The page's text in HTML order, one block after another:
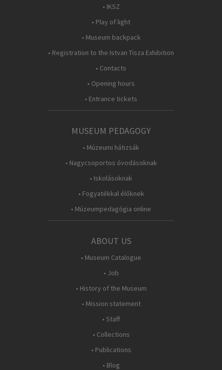
• IKSZ
• Play of light
• Museum backpack
• Registration to the Istvan Tisza Exhibition
• Contacts
• Opening hours
• Entrance tickets
MUSEUM PEDAGOGY
• Múzeumi hátizsák
• Nagycsoportos óvodásoknak
• Iskolásoknak
• Fogyatékkal élőknek
• Múzeumpedagógia online
ABOUT US
• Museum Catalogue
• Job
• History of the Museum
• Mission statement
• Staff
• Collections
• Publications
• Blog